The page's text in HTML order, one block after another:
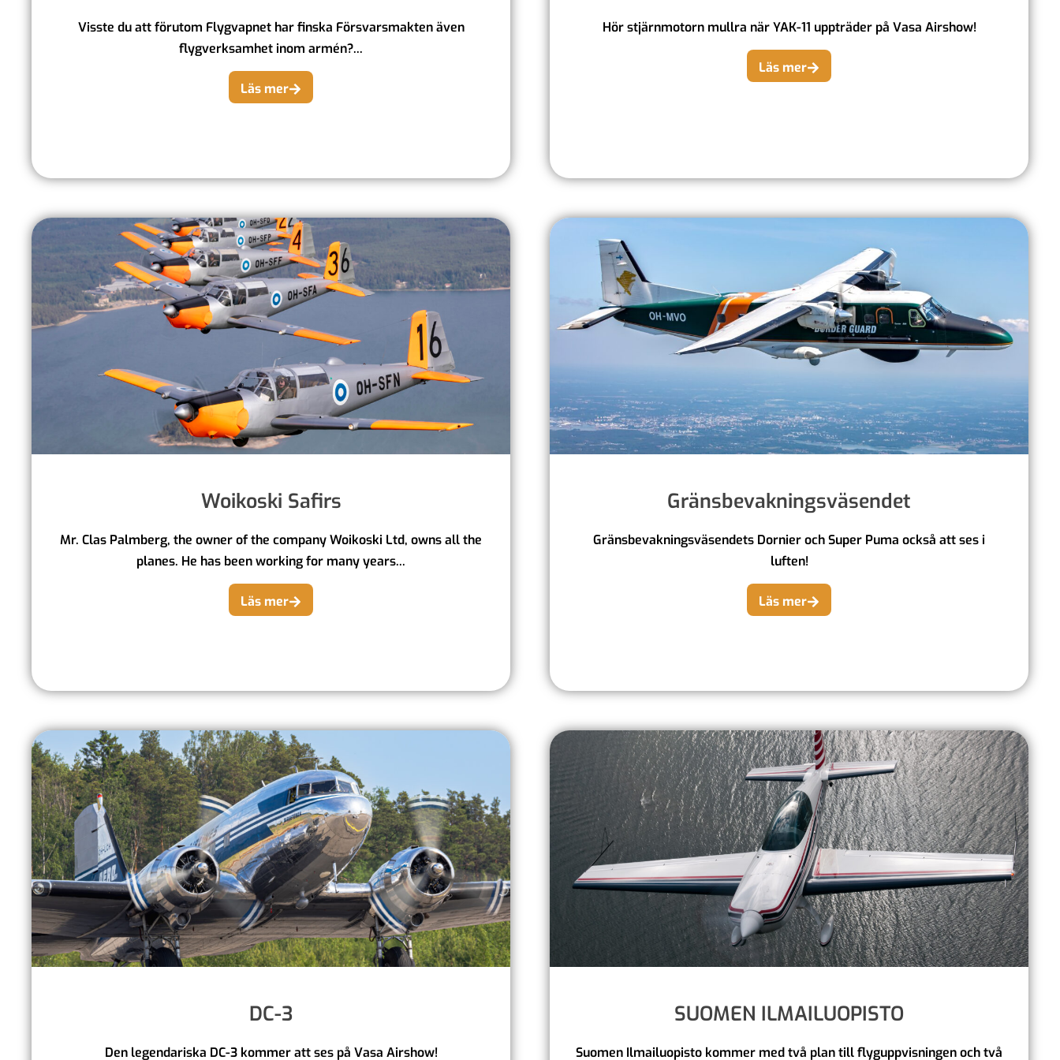
Visste du att förutom Flygvapnet har finska Försvarsmakten även
flygverksamhet inom armén?...
Läs mer
Hör stjärnmotorn mullra när YAK-11 uppträder på Vasa Airshow!
Läs mer
Woikoski Safirs
Mr. Clas Palmberg, the owner of the company Woikoski Ltd, owns all the
planes. He has been working for many years...
Läs mer
Gränsbevakningsväsendet
Gränsbevakningsväsendets Dornier och Super Puma också att ses i
luften!
Läs mer
DC-3
Den legendariska DC-3 kommer att ses på Vasa Airshow!
SUOMEN ILMAILUOPISTO
Suomen Ilmailuopisto kommer med två plan till flyguppvisningen och två